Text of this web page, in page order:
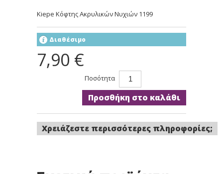
Kiepe Κόφτης Ακρυλικών Νυχιών 1199
Διαθέσιμο
7,90 €
Ποσότητα
Προσθήκη στο καλάθι
Χρειάζεστε περισσότερες πληροφορίες;